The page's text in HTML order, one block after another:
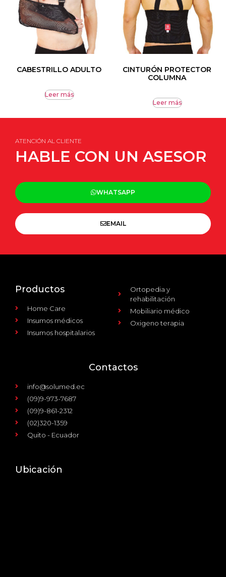
CABESTRILLO ADULTO
Leer más
CINTURÓN PROTECTOR
COLUMNA
Leer más
ATENCIÓN AL CLIENTE
HABLE CON UN ASESOR
WHATSAPP
EMAIL
Productos
Home Care
Insumos médicos
Insumos hospitalarios
Ortopedia y
rehabilitación
Mobiliario médico
Oxigeno terapia
Contactos
info@solumed.ec
(09)9-973-7687
(09)9-861-2312
(02)320-1359
Quito - Ecuador
Ubicación